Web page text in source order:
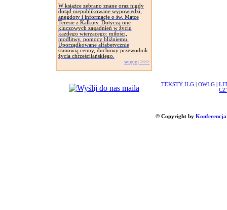
W książce zebrano znane oraz nigdy
dotąd niepublikowane wypowiedzi,
anegdoty i informacje o św. Matce
Teresie z Kalkuty. Dotyczą one
kluczowych zagadnień w życiu
każdego wierzącego: miłości,
modlitwy, pomocy bliźniemu.
Uporządkowane alfabetycznie
stanowią cenny, duchowy przewodnik
życia chrześcijańskiego.
więcej >>>
TEKSTY ILG OWLG
© Copyright by Konferencja